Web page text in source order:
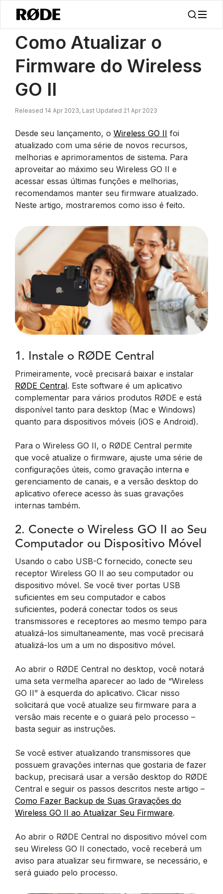
Notícias / Como Atualizar O Firmware Do Wireless GO II
Como Atualizar o
Firmware do Wireless
GO II
Released 14 Apr 2023, Last Updated 21 Apr 2023
Desde seu lançamento, o Wireless GO II foi
atualizado com uma série de novos recursos,
melhorias e aprimoramentos de sistema. Para
aproveitar ao máximo seu Wireless GO II e
acessar essas últimas funções e melhorias,
recomendamos manter seu firmware atualizado.
Neste artigo, mostraremos como isso é feito.
1. Instale o RØDE Central
Primeiramente, você precisará baixar e instalar
RØDE Central. Este software é um aplicativo
complementar para vários produtos RØDE e está
disponível tanto para desktop (Mac e Windows)
quanto para dispositivos móveis (iOS e Android).
Para o Wireless GO II, o RØDE Central permite
que você atualize o firmware, ajuste uma série de
configurações úteis, como gravação interna e
gerenciamento de canais, e a versão desktop do
aplicativo oferece acesso às suas gravações
internas também.
2. Conecte o Wireless GO II ao Seu
Computador ou Dispositivo Móvel
Usando o cabo USB-C fornecido, conecte seu
receptor Wireless GO II ao seu computador ou
dispositivo móvel. Se você tiver portas USB
suficientes em seu computador e cabos
suficientes, poderá conectar todos os seus
transmissores e receptores ao mesmo tempo para
atualizá-los simultaneamente, mas você precisará
atualizá-los um a um no dispositivo móvel.
Ao abrir o RØDE Central no desktop, você notará
uma seta vermelha aparecer ao lado de “Wireless
GO II” à esquerda do aplicativo. Clicar nisso
solicitará que você atualize seu firmware para a
versão mais recente e o guiará pelo processo –
basta seguir as instruções.
Se você estiver atualizando transmissores que
possuem gravações internas que gostaria de fazer
backup, precisará usar a versão desktop do RØDE
Central e seguir os passos descritos neste artigo –
Como Fazer Backup de Suas Gravações do
Wireless GO II ao Atualizar Seu Firmware.
Ao abrir o RØDE Central no dispositivo móvel com
seu Wireless GO II conectado, você receberá um
aviso para atualizar seu firmware, se necessário, e
será guiado pelo processo.